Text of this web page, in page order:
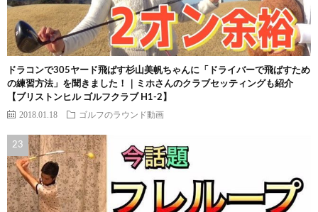
ドラコンで305ヤード飛ばす杉山美帆ちゃんに「ドライバーで飛ばすため
の練習方法」を聞きました！｜ミホさんのクラブセッティングも紹介
【ブリストンヒル ゴルフクラブ H1-2】
2018.01.18 ゴルフのラウンド動画